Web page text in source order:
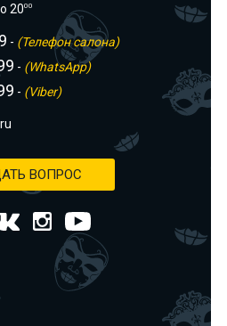
2000
- (Телефон салона)
- (WhatsApp)
- (Viber)
ВОПРОС